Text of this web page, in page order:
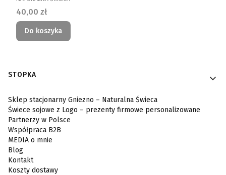
Cena
40,00 zł
Do koszyka
Linki w stopce
STOPKA
Sklep stacjonarny Gniezno – Naturalna Świeca
Świece sojowe z Logo – prezenty firmowe personalizowane
Partnerzy w Polsce
Współpraca B2B
MEDIA o mnie
Blog
Kontakt
Koszty dostawy